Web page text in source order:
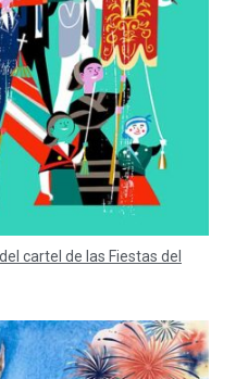
cartel de las Fiestas del